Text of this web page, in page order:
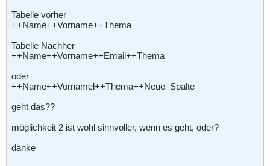
Tabelle vorher
++Name++Vorname++Thema
Tabelle Nachher
++Name++Vorname++Email++Thema
oder
++Name++Vornamel++Thema++Neue_Spalte
geht das??
möglichkeit 2 ist wohl sinnvoller, wenn es geht, oder?
danke